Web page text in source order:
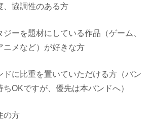
、協調性のある方
ジーを題材にしている作品（ゲーム、
ニメなど）が好きな方
ドに比重を置いていただける方（バン
ちOKですが、優先は本バンドへ）
の方